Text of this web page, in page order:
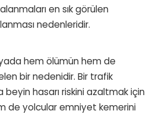
en sık görülen
nedenleridir.
hem ölümün hem de
bir nedenidir. Bir trafik
beyin hasarı riskini azaltmak için
de yolcular emniyet kemerini